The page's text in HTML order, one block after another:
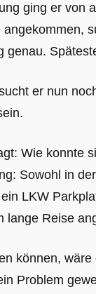
ging er von
genau.
er nun
Wie konnte
Sowohl in
LKW
lange Reise
können,
Problem